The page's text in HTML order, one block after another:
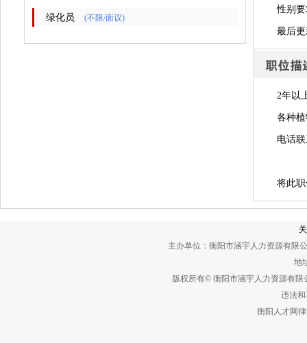
绿化员 (不限/面议)
性别
最后
2年以
各种
电话
将此
主办单位：衡阳市涵宇人力资源有限
地
版权所有© 衡阳市涵宇人力资源有
违法和
衡阳人才网